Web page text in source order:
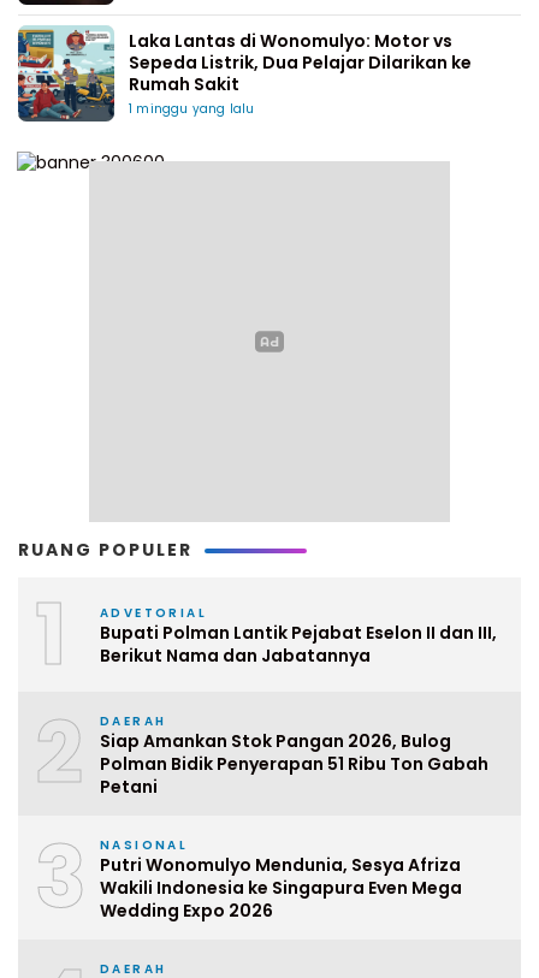
Laka Lantas di Wonomulyo: Motor vs
Sepeda Listrik, Dua Pelajar Dilarikan ke
Rumah Sakit
1 minggu yang lalu
RUANG POPULER
1 ADVETORIAL
Bupati Polman Lantik Pejabat Eselon II dan III,
Berikut Nama dan Jabatannya
2 DAERAH
Siap Amankan Stok Pangan 2026, Bulog
Polman Bidik Penyerapan 51 Ribu Ton Gabah
Petani
3 NASIONAL
Putri Wonomulyo Mendunia, Sesya Afriza
Wakili Indonesia ke Singapura Even Mega
Wedding Expo 2026
DAERAH